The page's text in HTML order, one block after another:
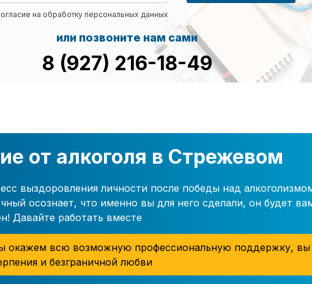
на обработку персональных данных
или позвоните нам сами
8 (927) 216-18-49
от алкоголя в Стрежевом
выздоровления личности после победы над
осознает, что именно вы для него сделали, он будет
Давайте работать вместе
окажем всю возможную профессиональную поддержку,
и безграничной любви